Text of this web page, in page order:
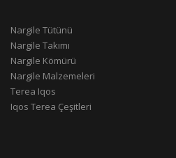
Nargile Tütünü
Nargile Takımı
Nargile Kömürü
Nargile Malzemeleri
Terea Iqos
Iqos Terea Çeşitleri